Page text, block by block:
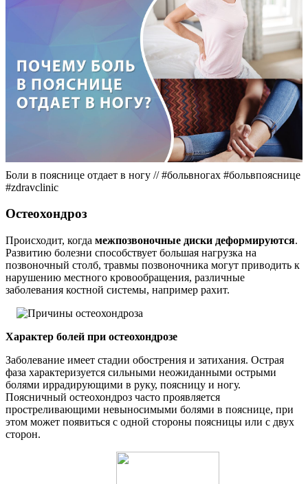
Боли в пояснице отдает в ногу // #больвногах #больвпояснице
#zdravclinic
Остеохондроз
Происходит, когда межпозвоночные диски деформируются.
Развитию болезни способствует большая нагрузка на
позвоночный столб, травмы позвоночника могут приводить к
нарушению местного кровообращения, различные
заболевания костной системы, например рахит.
Характер болей при остеохондрозе
Заболевание имеет стадии обострения и затихания. Острая
фаза характеризуется сильными неожиданными острыми
болями иррадирующими в руку, поясницу и ногу.
Поясничный остеохондроз часто проявляется
простреливающими невыносимыми болями в пояснице, при
этом может появиться с одной стороны поясницы или с двух
сторон.